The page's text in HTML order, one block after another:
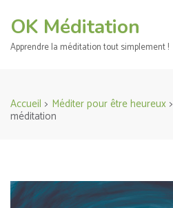
contenu
OK Méditation
Apprendre la méditation tout simplement !
Accueil > Méditer pour être heureux >
méditation